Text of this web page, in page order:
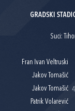
GRADSKI
Suci:
Fran Ivan Veltruski
Jakov Tomašić
Jakov Tomašić
Patrik Volarević